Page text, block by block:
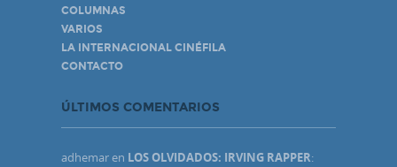
COLUMNAS
VARIOS
LA INTERNACIONAL CINÉFILA
CONTACTO
ÚLTIMOS COMENTARIOS
adhemar en LOS OLVIDADOS: IRVING RAPPER: